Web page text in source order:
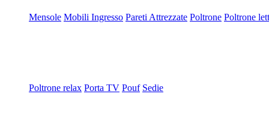
Mensole Mobili Ingresso Pareti Attrezzate Poltrone Poltrone
Poltrone relax Porta TV Pouf Sedie